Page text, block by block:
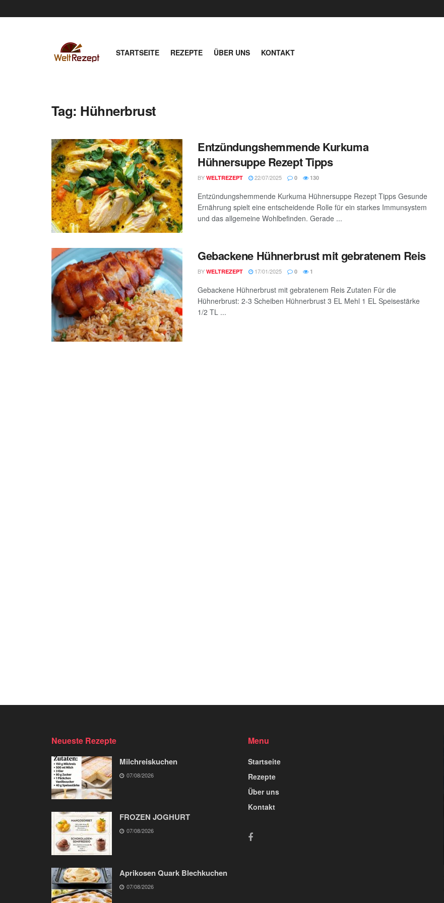
STARTSEITE REZEPTE ÜBER UNS KONTAKT
Tag: Hühnerbrust
Entzündungshemmende Kurkuma
Hühnersuppe Rezept Tipps
BY WELTREZEPT 22/07/2025 0 130
Entzündungshemmende Kurkuma Hühnersuppe Rezept Tipps Gesunde
Ernährung spielt eine entscheidende Rolle für ein starkes Immunsystem
und das allgemeine Wohlbefinden. Gerade ...
Gebackene Hühnerbrust mit gebratenem Reis
BY WELTREZEPT 17/01/2025 0 1
Gebackene Hühnerbrust mit gebratenem Reis Zutaten Für die
Hühnerbrust: 2-3 Scheiben Hühnerbrust 3 EL Mehl 1 EL Speisestärke
1/2 TL ...
Neueste Rezepte
Milchreiskuchen
07/08/2026
FROZEN JOGHURT
07/08/2026
Aprikosen Quark Blechkuchen
07/08/2026
Menu
Startseite
Rezepte
Über uns
Kontakt